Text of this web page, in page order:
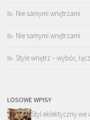
Nie samymi wnętrzami
Nie samymi wnętrzami
Style wnętrz – wybór,
LOSOWE WPISY
Styl eklektyczny